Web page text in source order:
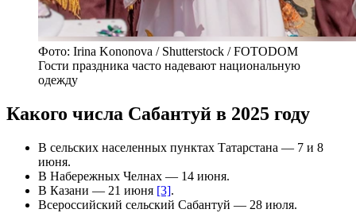
Фото: Irina Kononova / Shutterstock / FOTODOM
Гости праздника часто надевают национальную
одежду
Какого числа Сабантуй в 2025 году
В сельских населенных пунктах Татарстана — 7 и 8
июня.
В Набережных Челнах — 14 июня.
В Казани — 21 июня [3].
Всероссийский сельский Сабантуй — 28 июля.